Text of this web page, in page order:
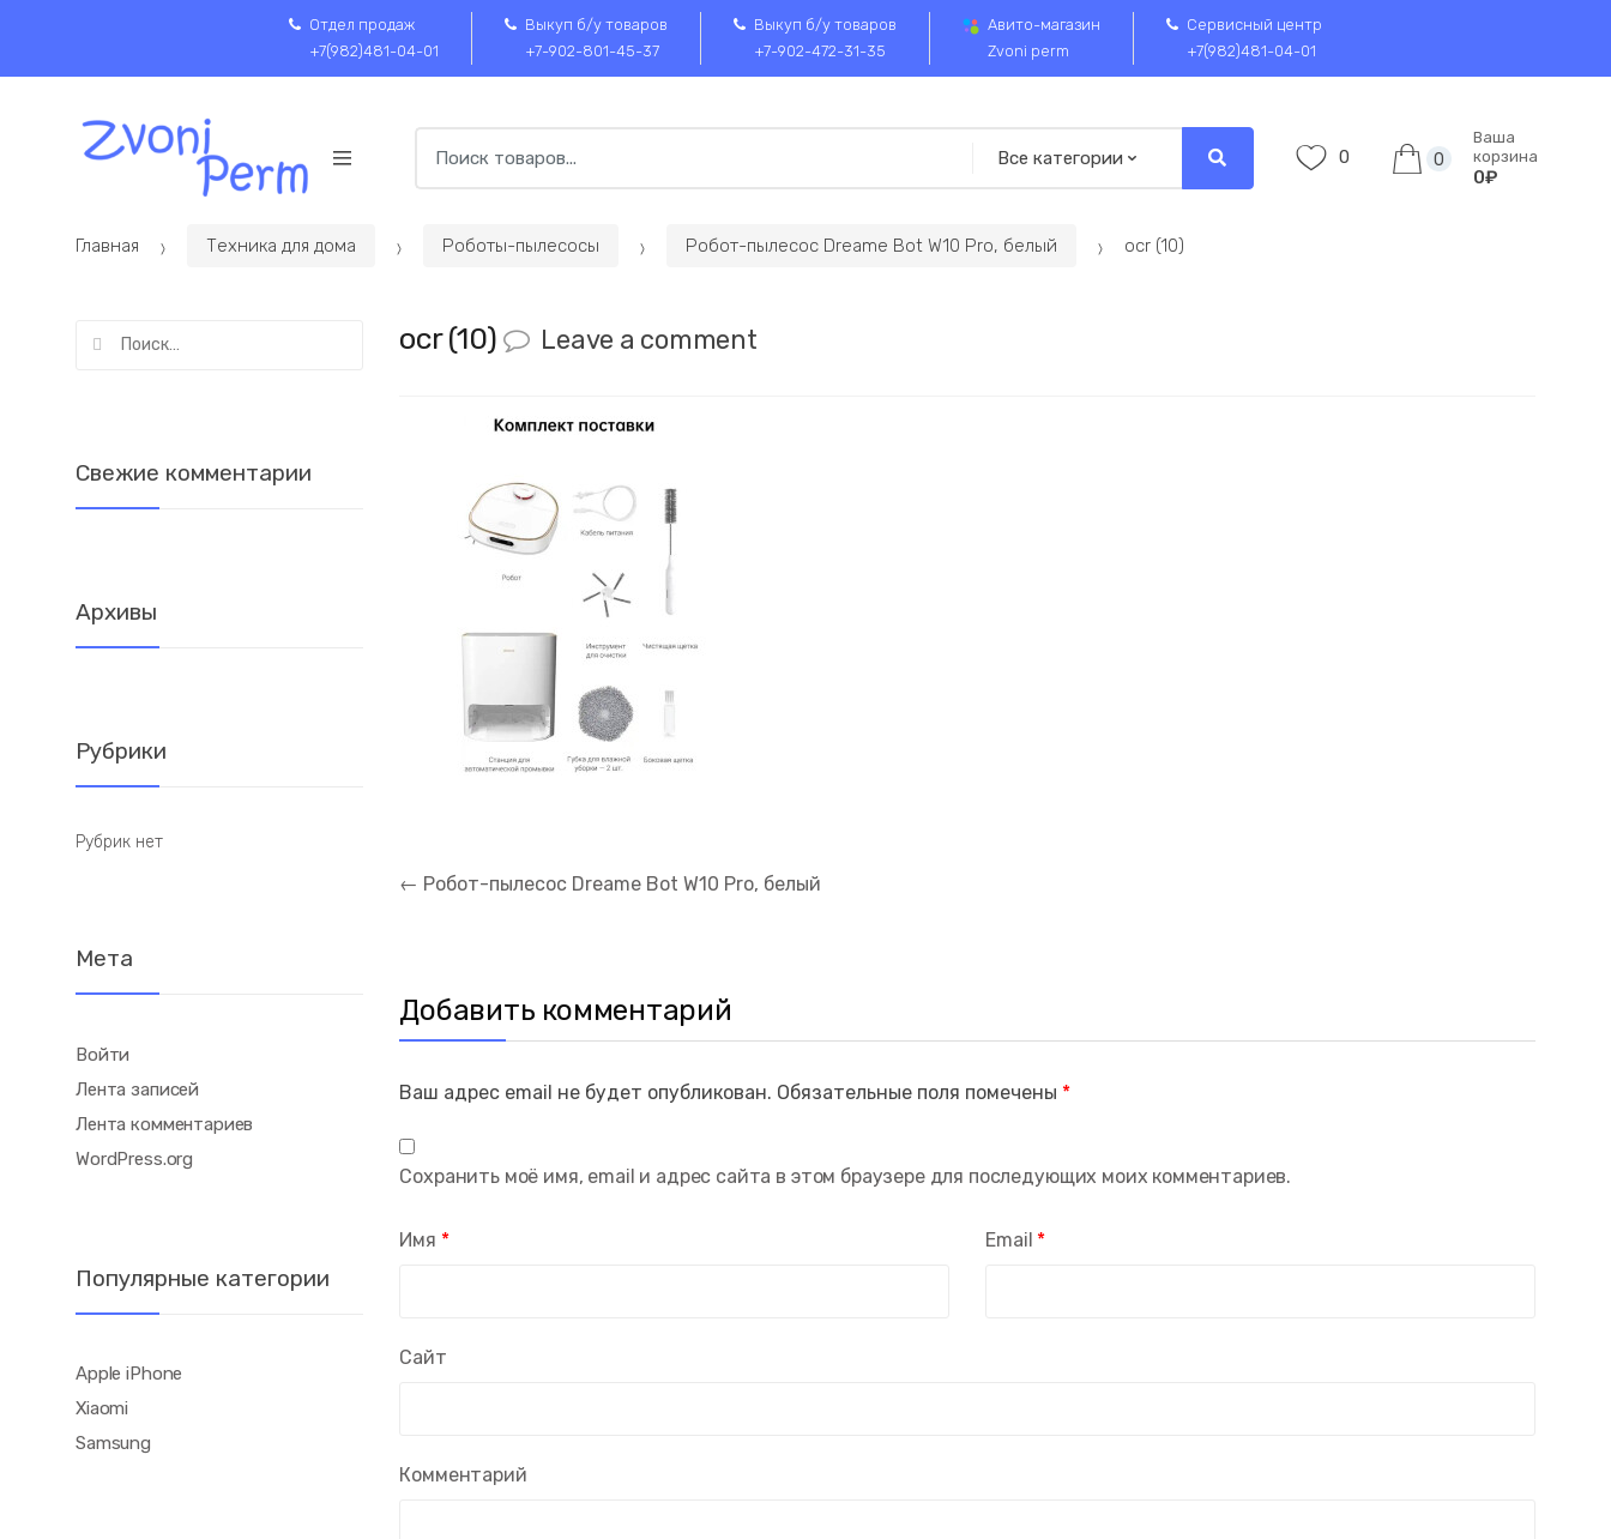
navigation
содержимому
Отдел продаж
+7(982)481-04-01
Выкуп б/у товаров
+7-902-801-45-37
Выкуп б/у товаров
+7-902-472-31-35
Авито-магазин
Zvoni perm
Сервисный центр
+7(982)481-04-01
for:
0 0
Ваша
корзина
0₽
Главная Техника для дома Роботы-пылесосы Робот-пылесос Dreame Bot W10 Pro, белый ocr (10)
ocr (10) Leave a comment
Навигация
← Робот-пылесос Dreame Bot W10 Pro, белый
Добавить комментарий
Ваш адрес email не будет опубликован. Обязательные поля помечены *
Комментарий
Имя * Email *
Сайт
Сохранить моё имя, email и адрес сайта в этом браузере для последующих моих комментариев.
Свежие комментарии
Архивы
Рубрики
Рубрик нет
Мета
Войти
Лента записей
Лента комментариев
WordPress.org
Популярные категории
Apple iPhone
Xiaomi
Samsung